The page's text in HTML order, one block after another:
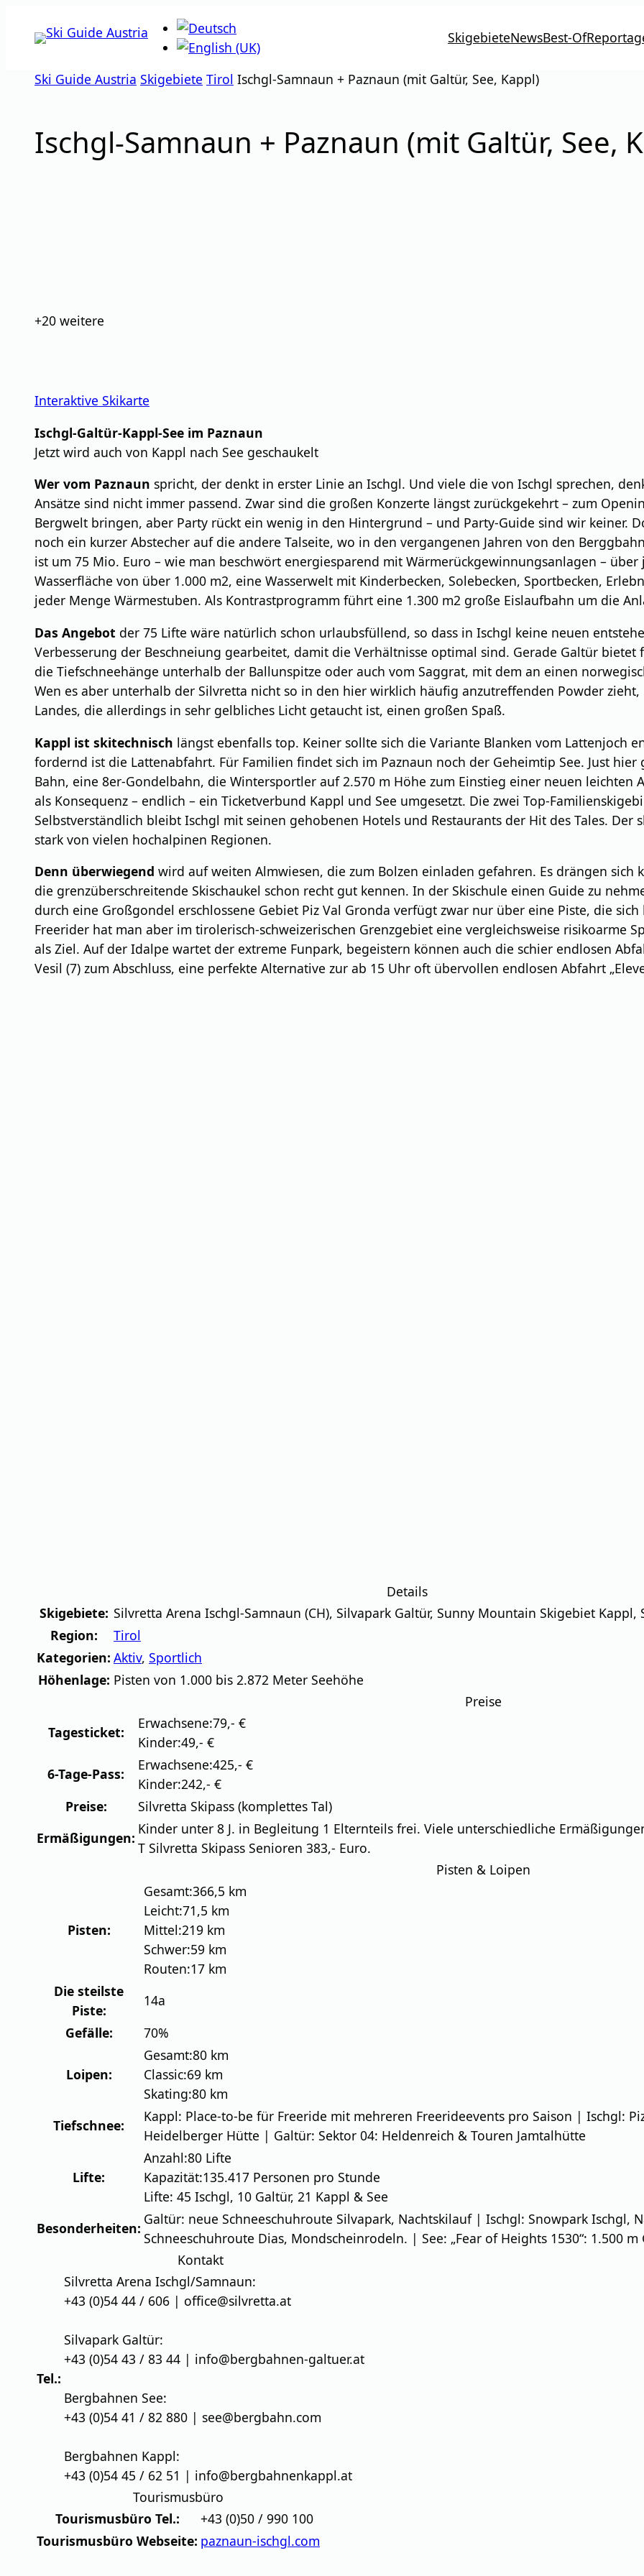
Inhalt
SkigebieteNewsBest-Of
Ski Guide Austria Skigebiete Tirol Ischgl-Samnaun + Paznaun (mit Galtür, See, Kappl)
Ischgl-Samnaun + Paznaun (mit Galtür, See,
+20 weitere
Interaktive Skikarte
Ischgl-Galtür-Kappl-See im Paznaun
Jetzt wird auch von Kappl nach See geschaukelt
Wer vom Paznaun spricht, der denkt in erster Linie an Ischgl. Und viele die von Ischgl sprechen,
Ansätze sind nicht immer passend. Zwar sind die großen Konzerte längst zurückgekehrt – zum
Bergwelt bringen, aber Party rückt ein wenig in den Hintergrund – und Party-Guide sind wir keiner.
noch ein kurzer Abstecher auf die andere Talseite, wo in den vergangenen Jahren von den
ist um 75 Mio. Euro – wie man beschwört energiesparend mit Wärmerückgewinnungsanlagen –
Wasserfläche von über 1.000 m2, eine Wasserwelt mit Kinderbecken, Solebecken, Sportbecken,
jeder Menge Wärmestuben. Als Kontrastprogramm führt eine 1.300 m2 große Eislaufbahn um die
Das Angebot der 75 Lifte wäre natürlich schon urlaubsfüllend, so dass in Ischgl keine neuen
Verbesserung der Beschneiung gearbeitet, damit die Verhältnisse optimal sind. Gerade Galtür
die Tiefschneehänge unterhalb der Ballunspitze oder auch vom Saggrat, mit dem an einen
Wen es aber unterhalb der Silvretta nicht so in den hier wirklich häufig anzutreffenden Powder
Landes, die allerdings in sehr gelbliches Licht getaucht ist, einen großen Spaß.
Kappl ist skitechnisch längst ebenfalls top. Keiner sollte sich die Variante Blanken vom Lattenjoch
fordernd ist die Lattenabfahrt. Für Familien findet sich im Paznaun noch der Geheimtip See. Just
Bahn, eine 8er-Gondelbahn, die Wintersportler auf 2.570 m Höhe zum Einstieg einer neuen leichten
als Konsequenz – endlich – ein Ticketverbund Kappl und See umgesetzt. Die zwei Top-
Selbstverständlich bleibt Ischgl mit seinen gehobenen Hotels und Restaurants der Hit des Tales. Der
stark von vielen hochalpinen Regionen.
Denn überwiegend wird auf weiten Almwiesen, die zum Bolzen einladen gefahren. Es drängen
die grenzüberschreitende Skischaukel schon recht gut kennen. In der Skischule einen Guide zu
durch eine Großgondel erschlossene Gebiet Piz Val Gronda verfügt zwar nur über eine Piste, die
Freerider hat man aber im tirolerisch-schweizerischen Grenzgebiet eine vergleichsweise risikoarme
als Ziel. Auf der Idalpe wartet der extreme Funpark, begeistern können auch die schier endlosen
Vesil (7) zum Abschluss, eine perfekte Alternative zur ab 15 Uhr oft übervollen endlosen Abfahrt
Details
Skigebiete: Silvretta Arena Ischgl-Samnaun (CH), Silvapark Galtür, Sunny Mountain Skigebiet Kappl,
Region:
Tirol
Kategorien: Aktiv, Sportlich
Höhenlage: Pisten von 1.000 bis 2.872 Meter Seehöhe
Preise
Tagesticket:
Erwachsene:79,- €
Kinder:49,- €
6-Tage-Pass:
Erwachsene:425,- €
Kinder:242,- €
Preise:
Silvretta Skipass (komplettes Tal)
Ermäßigungen:
Kinder unter 8 J. in Begleitung 1 Elternteils frei. Viele unterschiedliche
T Silvretta Skipass Senioren 383,- Euro.
Pisten & Loipen
Pisten:
Gesamt:366,5 km
Leicht:71,5 km
Mittel:219 km
Schwer:59 km
Routen:17 km
Die steilste
Piste:
14a
Gefälle:
70%
Loipen:
Gesamt:80 km
Classic:69 km
Skating:80 km
Tiefschnee:
Kappl: Place-to-be für Freeride mit mehreren Freerideevents pro Saison | Ischgl:
Heidelberger Hütte | Galtür: Sektor 04: Heldenreich & Touren Jamtalhütte
Lifte:
Anzahl:80 Lifte
Kapazität:135.417 Personen pro Stunde
Lifte: 45 Ischgl, 10 Galtür, 21 Kappl & See
Besonderheiten:
Galtür: neue Schneeschuhroute Silvapark, Nachtskilauf | Ischgl: Snowpark Ischgl,
Schneeschuhroute Dias, Mondscheinrodeln. | See: „Fear of Heights 1530“: 1.500
Kontakt
Tel.:
Silvretta Arena Ischgl/Samnaun:
+43 (0)54 44 / 606 | office@silvretta.at
Silvapark Galtür:
+43 (0)54 43 / 83 44 | info@bergbahnen-galtuer.at
Bergbahnen See:
+43 (0)54 41 / 82 880 | see@bergbahn.com
Bergbahnen Kappl:
+43 (0)54 45 / 62 51 | info@bergbahnenkappl.at
Tourismusbüro
Tourismusbüro Tel.:
+43 (0)50 / 990 100
Tourismusbüro Webseite: paznaun-ischgl.com